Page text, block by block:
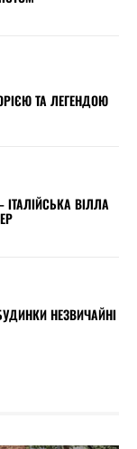
ТА ЛЕГЕНДОЮ
ІТАЛІЙСЬКА ВІЛЛА
НЕЗВИЧАЙНІ